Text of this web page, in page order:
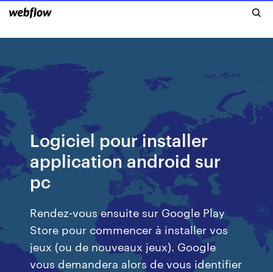
Logiciel pour installer
application android sur
pc
Rendez-vous ensuite sur Google Play
Store pour commencer à installer vos
jeux (ou de nouveaux jeux). Google
vous demandera alors de vous identifier